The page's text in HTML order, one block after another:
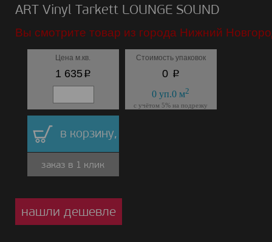
ART Vinyl Tarkett LOUNGE SOUND
Вы смотрите товар из города Нижний
Цена м.кв.
1 635p
Стоимость упаковок
0 p
0 уп.0 м2
с учётом 5% на подрезку
в корзину,
заказ в 1 клик
нашли дешевле